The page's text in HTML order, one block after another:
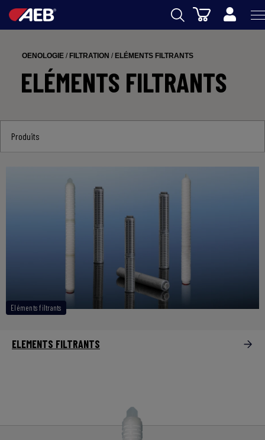
OENOLOGIE
BIERE
SPIRITS
Panier
OENOLOGIE / FILTRATION / ELÉMENTS FILTRANTS
ELÉMENTS FILTRANTS
Produits
Eléments filtrants
ELEMENTS FILTRANTS